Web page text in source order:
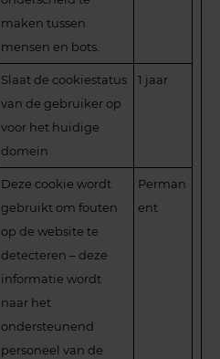
maken tussen
mensen en bots.
Slaat de cookiestatus
van de gebruiker op
voor het huidige
domein
1 jaar
Deze cookie wordt
gebruikt om fouten
op de website te
detecteren – deze
informatie wordt
naar het
ondersteunend
personeel van de
Perman
ent